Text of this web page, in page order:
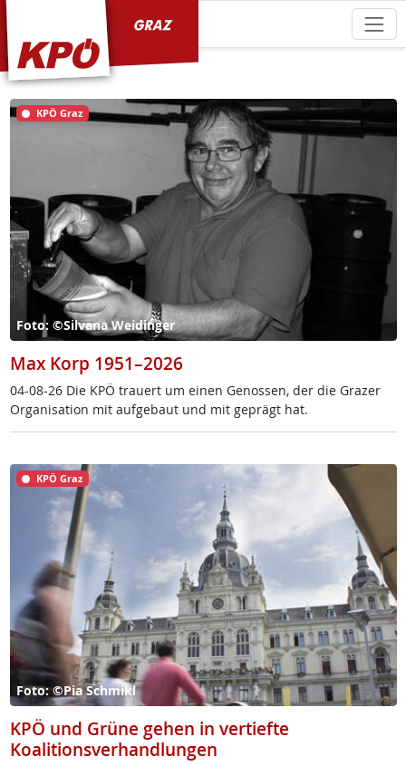
KPÖ Graz
Foto: ©Silvana Weidinger
Max Korp 1951–2026
04-08-26 Die KPÖ trau­ert um ei­nen Ge­nos­sen, der die Gra­zer
Or­ga­ni­sa­ti­on mit auf­ge­baut und mit ge­prägt hat.
KPÖ Graz
Foto: ©Pia Schmikl
KPÖ und Grüne gehen in vertiefte
Koalitionsverhandlungen